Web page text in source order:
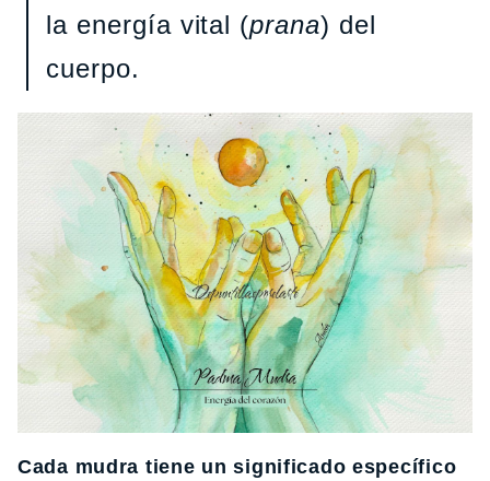
la energía vital (prana) del
cuerpo.
Cada mudra tiene un significado específico